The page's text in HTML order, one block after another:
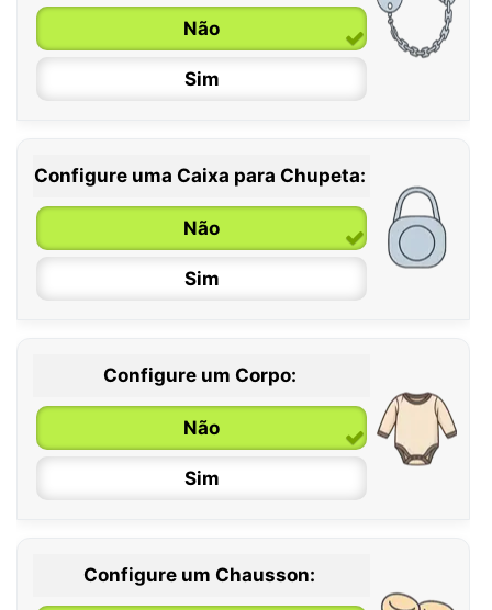
6 / 36 meses
Não
Sim
Configure uma Caixa para Chupeta:
Não
Sim
Configure um Corpo:
Não
Sim
0 / 6 meses
Configure um Chausson: